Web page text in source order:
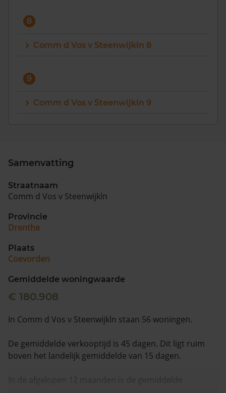
8
Comm d Vos v Steenwijkln 8
9
Comm d Vos v Steenwijkln 9
Samenvatting
Straatnaam
Comm d Vos v Steenwijkln
Provincie
Drenthe
Plaats
Coevorden
Gemiddelde woningwaarde
€ 180.908
In Comm d Vos v Steenwijkln staan 56 woningen.
De gemiddelde verkooptijd is 45 dagen. Dit ligt ruim
boven het landelijk gemiddelde van 15 dagen.
In de afgelopen 12 maanden is de gemiddelde